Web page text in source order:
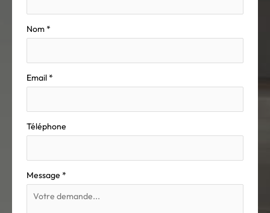
Nom*
Email*
Téléphone
Message *